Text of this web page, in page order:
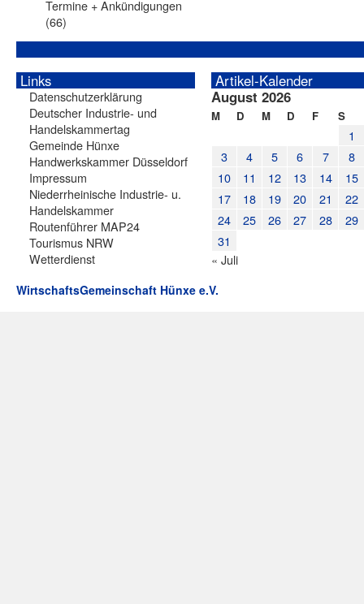
Termine + Ankündigungen
(66)
Links
Datenschutzerklärung
Deutscher Industrie- und
Handelskammertag
Gemeinde Hünxe
Handwerkskammer Düsseldorf
Impressum
Niederrheinische Industrie- u.
Handelskammer
Routenführer MAP24
Tourismus NRW
Wetterdienst
Artikel-Kalender
August 2026
M D M D F S
1
3
4 5 6 7
8
10
11 12 13 14
15
17
18 19 20 21
22
24
25 26 27 28
29
31
« Juli
WirtschaftsGemeinschaft Hünxe e.V.